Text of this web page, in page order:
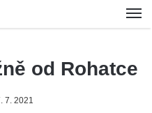
od Rohatce
7. 2021